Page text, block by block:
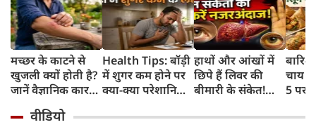
मच्छर के काटने से
खुजली क्यों होती है?
जानें वैज्ञानिक कारण
Health Tips: बॉड़ी
में शुगर कम होने पर
क्या-क्या परेशानियां
बातें
हाथों और आंखों में
छिपे हैं लिवर की
बीमारी के संकेत!
नजरअंदाज
चाय
5
वीडियो